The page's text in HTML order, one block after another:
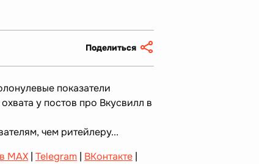
Поделиться
показатели
у постов про Вкусвилл в
чем ритейлеру...
в MAX | Telegram | ВКонтакте |